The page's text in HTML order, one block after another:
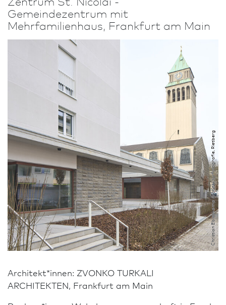
Gemeindezentrum mit
Mehrfamilienhaus, Frank­furt am Main
Christian Eblenkamp Archi­tekturfotografie, Rietberg
Architekt*innen: ZVONKO TURKALI
ARCHITEKTEN, Frank­furt am Main